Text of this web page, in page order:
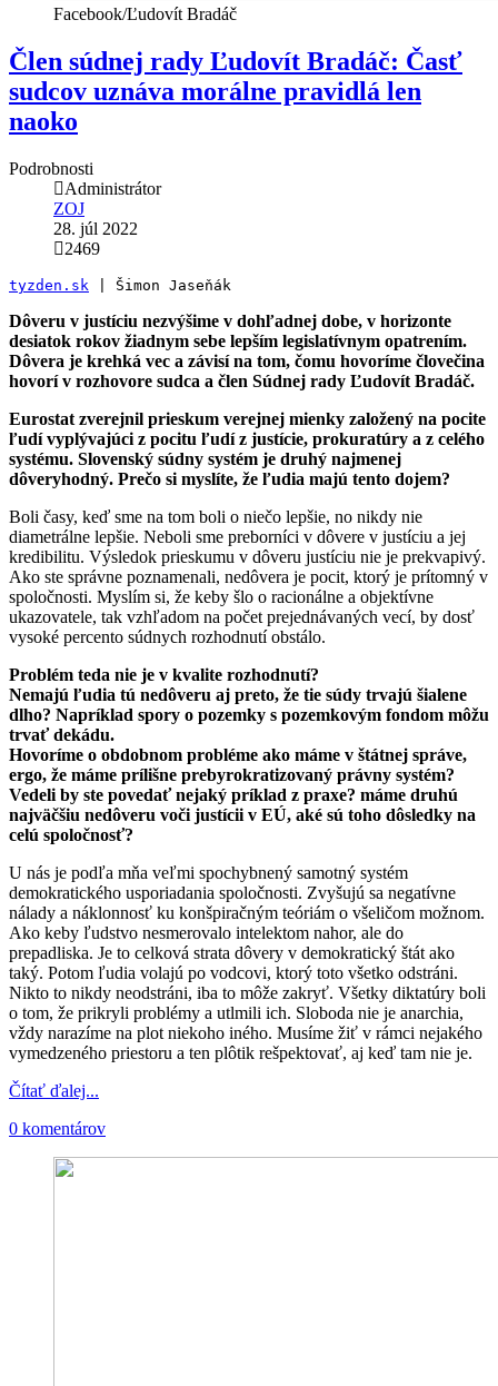
Facebook/Ľudovít Bradáč
Člen súdnej rady Ľudovít Bradáč: Časť
sudcov uznáva morálne pravidlá len
naoko
Podrobnosti
Administrátor
ZOJ
28. júl 2022
2469
tyzden.sk | Šimon Jaseňák
Dôveru v justíciu nezvýšime v dohľadnej dobe, v horizonte
desiatok rokov žiadnym sebe lepším legislatívnym opatrením.
Dôvera je krehká vec a závisí na tom, čomu hovoríme človečina
hovorí v rozhovore sudca a člen Súdnej rady Ľudovít Bradáč.
Eurostat zverejnil prieskum verejnej mienky založený na pocite
ľudí vyplývajúci z pocitu ľudí z justície, prokuratúry a z celého
systému. Slovenský súdny systém je druhý najmenej
dôveryhodný. Prečo si myslíte, že ľudia majú tento dojem?
Boli časy, keď sme na tom boli o niečo lepšie, no nikdy nie
diametrálne lepšie. Neboli sme preborníci v dôvere v justíciu a jej
kredibilitu. Výsledok prieskumu v dôveru justíciu nie je prekvapivý.
Ako ste správne poznamenali, nedôvera je pocit, ktorý je prítomný v
spoločnosti. Myslím si, že keby šlo o racionálne a objektívne
ukazovatele, tak vzhľadom na počet prejednávaných vecí, by dosť
vysoké percento súdnych rozhodnutí obstálo.
Problém teda nie je v kvalite rozhodnutí?
Nemajú ľudia tú nedôveru aj preto, že tie súdy trvajú šialene
dlho? Napríklad spory o pozemky s pozemkovým fondom môžu
trvať dekádu.
Hovoríme o obdobnom probléme ako máme v štátnej správe,
ergo, že máme prílišne prebyrokratizovaný právny systém?
Vedeli by ste povedať nejaký príklad z praxe? máme druhú
najväčšiu nedôveru voči justícii v EÚ, aké sú toho dôsledky na
celú spoločnosť?
U nás je podľa mňa veľmi spochybnený samotný systém
demokratického usporiadania spoločnosti. Zvyšujú sa negatívne
nálady a náklonnosť ku konšpiračným teóriám o všeličom možnom.
Ako keby ľudstvo nesmerovalo intelektom nahor, ale do
prepadliska. Je to celková strata dôvery v demokratický štát ako
taký. Potom ľudia volajú po vodcovi, ktorý toto všetko odstráni.
Nikto to nikdy neodstráni, iba to môže zakryť. Všetky diktatúry boli
o tom, že prikryli problémy a utlmili ich. Sloboda nie je anarchia,
vždy narazíme na plot niekoho iného. Musíme žiť v rámci nejakého
vymedzeného priestoru a ten plôtik rešpektovať, aj keď tam nie je.
Čítať ďalej...
0 komentárov